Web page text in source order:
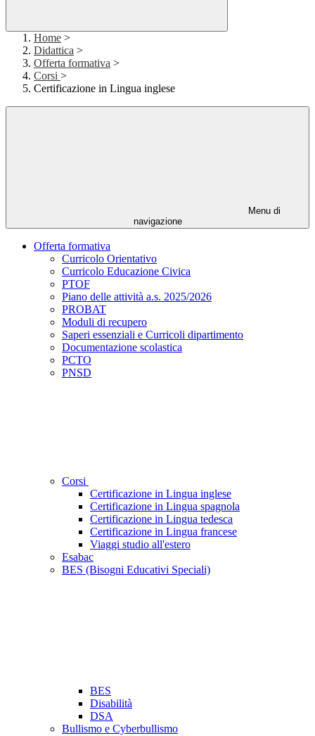
Home >
Didattica >
Offerta formativa >
Corsi >
Certificazione in Lingua inglese
Menu di
navigazione
Offerta formativa
Curricolo Orientativo
Curricolo Educazione Civica
PTOF
Piano delle attività a.s. 2025/2026
PROBAT
Moduli di recupero
Saperi essenziali e Curricoli dipartimento
Documentazione scolastica
PCTO
PNSD
Corsi
Certificazione in Lingua inglese
Certificazione in Lingua spagnola
Certificazione in Lingua tedesca
Certificazione in Lingua francese
Viaggi studio all'estero
Esabac
BES (Bisogni Educativi Speciali)
BES
Disabilità
DSA
Bullismo e Cyberbullismo